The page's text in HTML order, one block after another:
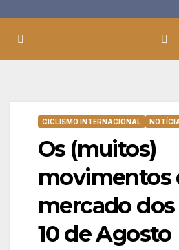
CICLISMO INTERNACIONAL
Os (muitos)
movimentos
mercado dos
10 de Agosto